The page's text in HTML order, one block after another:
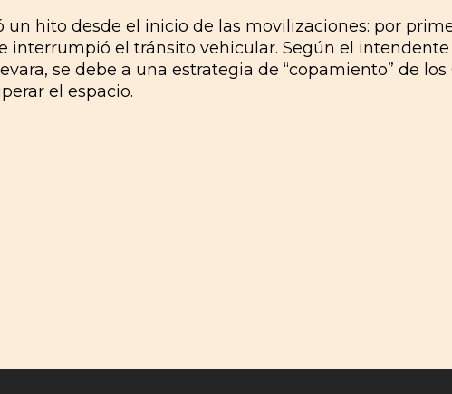
hito desde el inicio de las movilizaciones: por
interrumpió el tránsito vehicular. Según el
se debe a una estrategia de “copamiento” de los
el espacio.